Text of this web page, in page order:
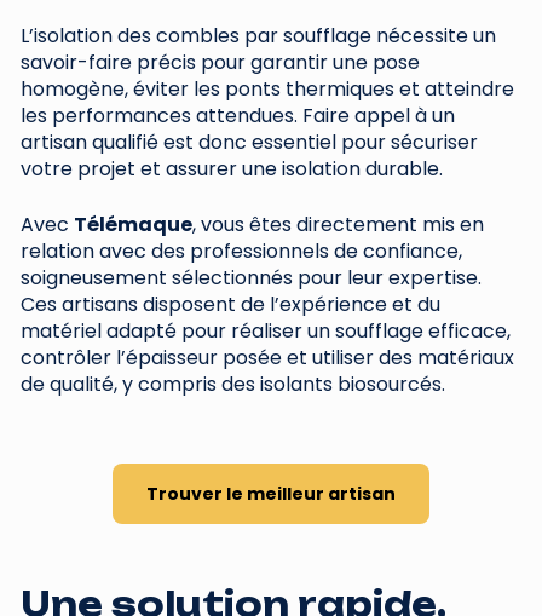
L’isolation des combles par soufflage nécessite un
savoir-faire précis pour garantir une pose
homogène, éviter les ponts thermiques et atteindre
les performances attendues. Faire appel à un
artisan qualifié est donc essentiel pour sécuriser
votre projet et assurer une isolation durable.
Avec Télémaque, vous êtes directement mis en
relation avec des professionnels de confiance,
soigneusement sélectionnés pour leur expertise.
Ces artisans disposent de l’expérience et du
matériel adapté pour réaliser un soufflage efficace,
contrôler l’épaisseur posée et utiliser des matériaux
de qualité, y compris des isolants biosourcés.
Trouver le meilleur artisan
Une solution rapide,